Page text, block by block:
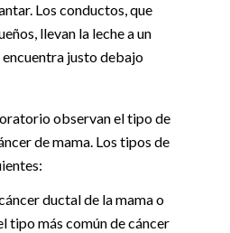
Los conductos, que
llevan la leche a un
justo debajo
observan el tipo de
de mama. Los tipos de
ductal de la mama o
tipo más común de cáncer